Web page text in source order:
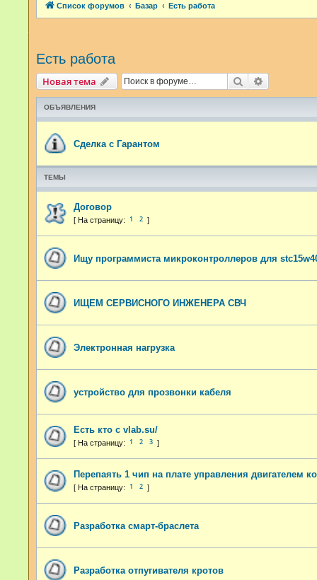
Список форумов Базар Есть работа
Есть работа
Новая тема Поиск
ОБЪЯВЛЕНИЯ
Сделка с Гарантом
ТЕМЫ
Договор
1 2
Ищу программиста микроконтроллеров для
ИЩЕМ СЕРВИСНОГО ИНЖЕНЕРА СВЧ
Электронная нагрузка
устройство для прозвонки кабеля
Есть кто с vlab.su/
1 2 3
Перепаять 1 чип на плате управления двигателем
1 2
Разработка смарт-браслета
Разработка отпугивателя кротов